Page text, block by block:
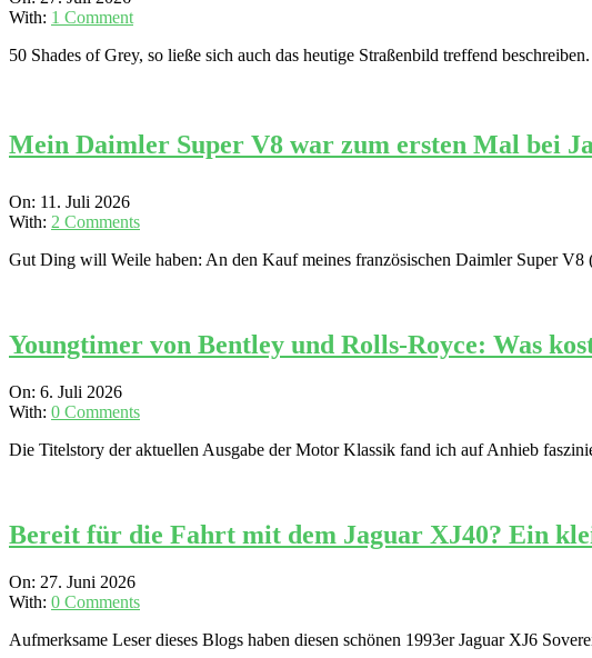
07-
With: 1 Comment
50 Shades of Grey, so ließe sich auch das heutige Straßenbild treffend
Mein Daimler Super V8 war zum ersten Mal bei
2026-
07-
On: 11. Juli 2026
With: 2 Comments
Gut Ding will Weile haben: An den Kauf meines französischen Daimler Super
Youngtimer von Bentley und Rolls-Royce: Was
2026-
07-
On: 6. Juli 2026
With: 0 Comments
Die Titelstory der aktuellen Ausgabe der Motor Klassik fand ich auf Anhieb
Bereit für die Fahrt mit dem Jaguar XJ40? Ein
2026-
06-
On: 27. Juni 2026
With: 0 Comments
Aufmerksame Leser dieses Blogs haben diesen schönen 1993er Jaguar XJ6